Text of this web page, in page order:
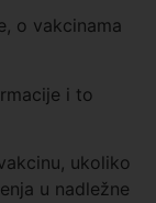
o vakcinama
i to
ukoliko
u nadležne